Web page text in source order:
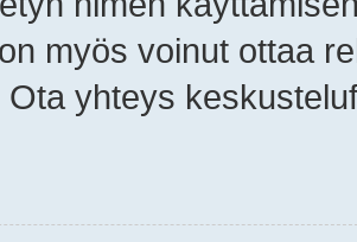
myös voinut ottaa
Ota yhteys